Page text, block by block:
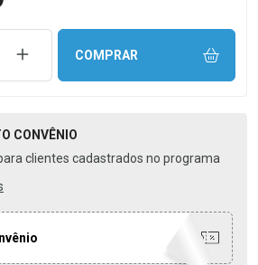
UNIDADEAUMENTAR UMA UNIDADE
COMPRAR
CONVÊNIO
clientes cadastrados no programa